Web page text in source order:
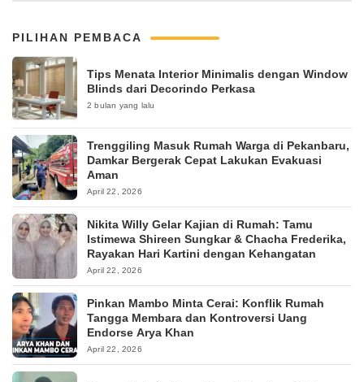
PILIHAN PEMBACA
Tips Menata Interior Minimalis dengan Window
Blinds dari Decorindo Perkasa
2 bulan yang lalu
Trenggiling Masuk Rumah Warga di Pekanbaru,
Damkar Bergerak Cepat Lakukan Evakuasi
Aman
April 22, 2026
Nikita Willy Gelar Kajian di Rumah: Tamu
Istimewa Shireen Sungkar & Chacha Frederika,
Rayakan Hari Kartini dengan Kehangatan
April 22, 2026
Pinkan Mambo Minta Cerai: Konflik Rumah
Tangga Membara dan Kontroversi Uang
Endorse Arya Khan
April 22, 2026